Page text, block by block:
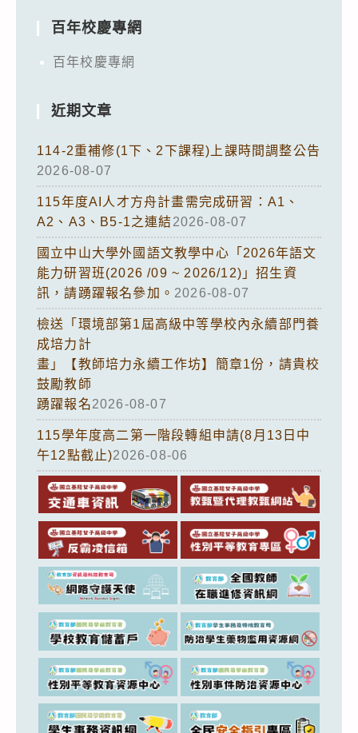
百年校慶專網
百年校慶專網
近期文章
114-2重補修(1下、2下課程)上課時間調整公告
2026-08-07
115年度AI人才方舟計畫需完成研習：A1、
A2、A3、B5-1之連結2026-08-07
國立中山大學外國語文教學中心「2026年語文
能力研習班(2026 /09 ~ 2026/12)」招生資
訊，請踴躍報名參加。 2026-08-07
檢送「環境部第1屆高級中等學校內永續部門養
成培力計
畫」【教師培力永續工作坊】簡章1份，請貴校
鼓勵教師
踴躍報名2026-08-07
115學年度高二第一階段轉組申請(8月13日中
午12點截止)2026-08-06